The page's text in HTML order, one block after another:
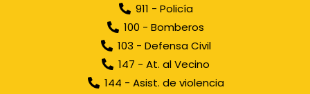
911 - Policía
100 - Bomberos
103 - Defensa Civil
147 - At. al Vecino
144 - Asist. de violencia